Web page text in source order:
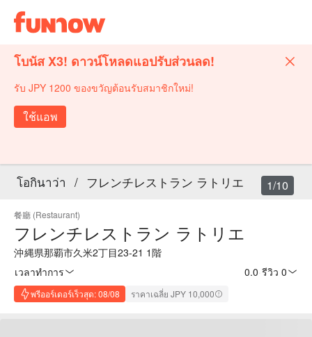
โบนัส X3! ดาวน์โหลดแอปรับส่วนลด!
รับ JPY 1200 ของขวัญต้อนรับสมาชิกใหม่!
ใช้แอพ
โอกินาว่า / フレンチレストラン ラトリエ
餐廳 (Restaurant)
フレンチレストラン ラトリエ
沖縄県那覇市久米2丁目23-21 1階
เวลาทำการ
0.0 รีวิว 0
พรีออร์เดอร์เร็วสุด: 08/08 ราคาเฉลี่ย JPY 10,000
1/10